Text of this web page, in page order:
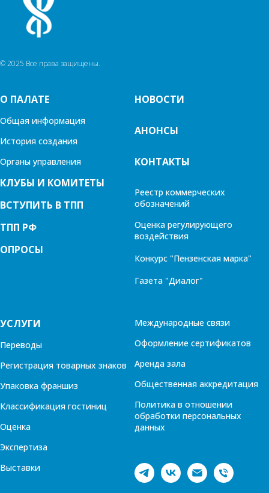
© 2025 Все права защищены.
О ПАЛАТЕ
Общая информация
История создания
Органы управления
КЛУБЫ И КОМИТЕТЫ
ВСТУПИТЬ В ТПП
ТПП РФ
ОПРОСЫ
НОВОСТИ
АНОНСЫ
КОНТАКТЫ
Реестр коммерческих
обозначений
Оценка регулирующего
воздействия
Конкурс "Пензенская марка"
Газета "Диалог"
УСЛУГИ
Переводы
Регистрация товарных знаков
Упаковка франшиз
Классификация гостиниц
Оценка
Экспертиза
Выставки
Международные связи
Оформление сертификатов
Аренда зала
Общественная аккредитация
Политика в отношении
обработки персональных
данных